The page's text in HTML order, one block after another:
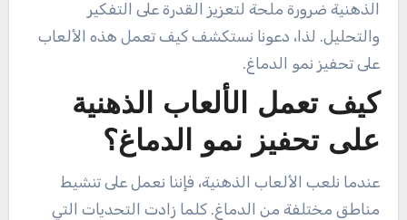
الذهنية ضرورة ملحة لتعزيز القدرة على التفكير
والتحليل. لذا، دعونا نستكشف كيف تعمل هذه الألعاب
على تحفيز نمو الدماغ.
كيف تعمل الألعاب الذهنية
على تحفيز نمو الدماغ؟
عندما نلعب الألعاب الذهنية، فإننا نعمل على تنشيط
مناطق مختلفة من الدماغ. كلما زادت التحديات التي